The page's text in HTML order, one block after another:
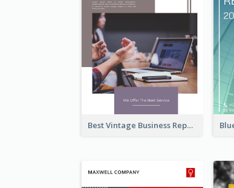
Best Vintage Business Report Design Template